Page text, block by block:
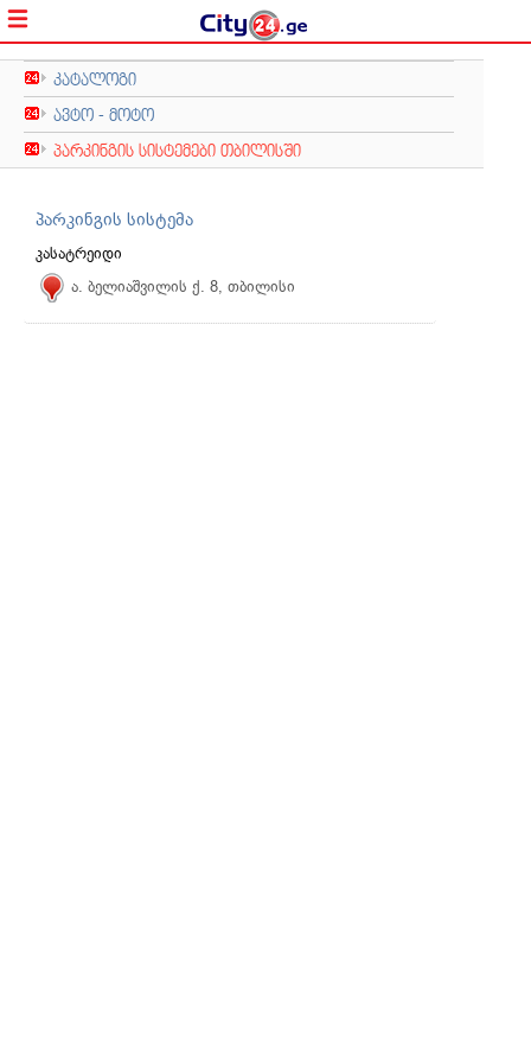
კატალოგი
ავტო - მოტო
პარკინგის სისტემები თბილისში
პარკინგის სისტემა
კასატრეიდი
ა. ბელიაშვილის ქ. 8, თბილისი